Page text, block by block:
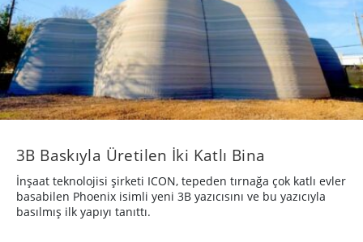
3B Baskıyla Üretilen İki Katlı Bina
İnşaat teknolojisi şirketi ICON, tepeden tırnağa çok katlı evler
basabilen Phoenix isimli yeni 3B yazıcısını ve bu yazıcıyla
basılmış ilk yapıyı tanıttı.